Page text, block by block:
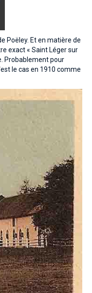
Poëley. Et en matière de
exact « Saint Léger sur
Probablement pour
le cas en 1910 comme